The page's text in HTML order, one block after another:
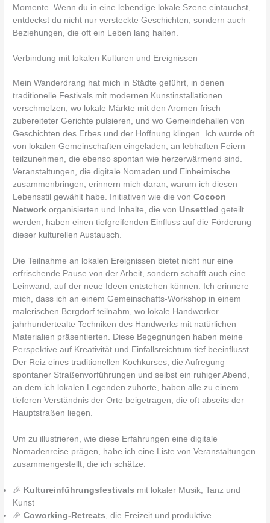
Momente. Wenn du in eine lebendige lokale Szene eintauchst,
entdeckst du nicht nur versteckte Geschichten, sondern auch
Beziehungen, die oft ein Leben lang halten.
Verbindung mit lokalen Kulturen und Ereignissen
Mein Wanderdrang hat mich in Städte geführt, in denen
traditionelle Festivals mit modernen Kunstinstallationen
verschmelzen, wo lokale Märkte mit den Aromen frisch
zubereiteter Gerichte pulsieren, und wo Gemeindehallen von
Geschichten des Erbes und der Hoffnung klingen. Ich wurde oft
von lokalen Gemeinschaften eingeladen, an lebhaften Feiern
teilzunehmen, die ebenso spontan wie herzerwärmend sind.
Veranstaltungen, die digitale Nomaden und Einheimische
zusammenbringen, erinnern mich daran, warum ich diesen
Lebensstil gewählt habe. Initiativen wie die vonCocoon
Network organisierten und Inhalte, die von Unsettled geteilt
werden, haben einen tiefgreifenden Einfluss auf die Förderung
dieser kulturellen Austausch.
Die Teilnahme an lokalen Ereignissen bietet nicht nur eine
erfrischende Pause von der Arbeit, sondern schafft auch eine
Leinwand, auf der neue Ideen entstehen können. Ich erinnere
mich, dass ich an einem Gemeinschafts-Workshop in einem
malerischen Bergdorf teilnahm, wo lokale Handwerker
jahrhundertealte Techniken des Handwerks mit natürlichen
Materialien präsentierten. Diese Begegnungen haben meine
Perspektive auf Kreativität und Einfallsreichtum tief beeinflusst.
Der Reiz eines traditionellen Kochkurses, die Aufregung
spontaner Straßenvorführungen und selbst ein ruhiger Abend,
an dem ich lokalen Legenden zuhörte, haben alle zu einem
tieferen Verständnis der Orte beigetragen, die oft abseits der
Hauptstraßen liegen.
Um zu illustrieren, wie diese Erfahrungen eine digitale
Nomadenreise prägen, habe ich eine Liste von Veranstaltungen
zusammengestellt, die ich schätze:
🎉 Kultureinführungsfestivals mit lokaler Musik, Tanz und
Kunst
🎉Coworking-Retreats, die Freizeit und produktive